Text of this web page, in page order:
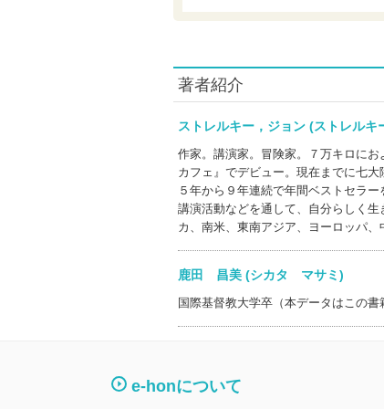
著者紹介
ストレルキー，ジョン (ストレル
作家。講演家。冒険家。７万キロに
カフェ』でデビュー。現在までに七
５年から９年連続で年間ベストセラ
講演活動などを通して、自分らしく
カ、南米、東南アジア、ヨーロッパ
鹿田 昌美 (シカタ マサミ)
国際基督教大学卒（本データはこの書
e-honについて